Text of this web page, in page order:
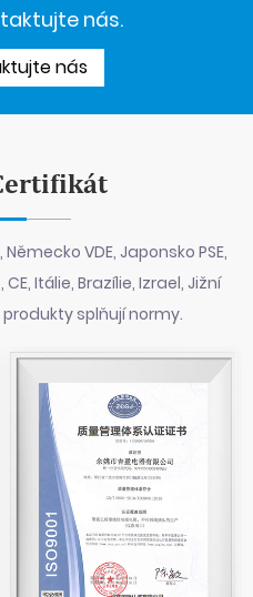
nás.
nás
VDE, Japonsko PSE,
CE, Itálie, Brazílie, Izrael, Jižní
splňují normy.